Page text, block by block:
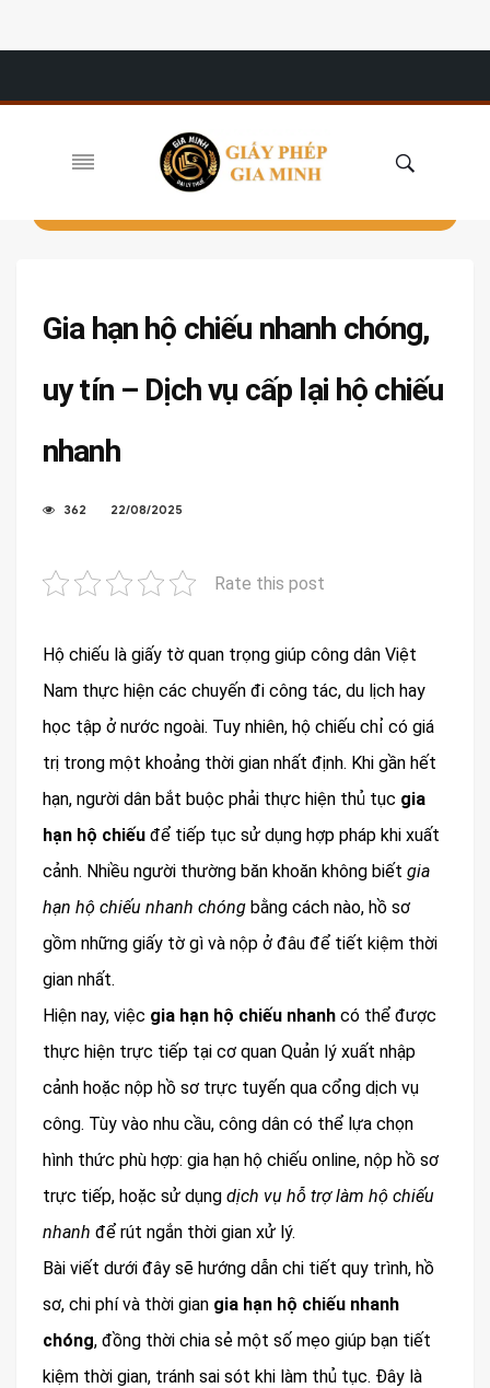
Gia hạn hộ chiếu nhanh chóng,
uy tín – Dịch vụ cấp lại hộ chiếu
nhanh
362 22/08/2025
Rate this post
Hộ chiếu là giấy tờ quan trọng giúp công dân Việt
Nam thực hiện các chuyến đi công tác, du lịch hay
học tập ở nước ngoài. Tuy nhiên, hộ chiếu chỉ có giá
trị trong một khoảng thời gian nhất định. Khi gần hết
hạn, người dân bắt buộc phải thực hiện thủ tục gia
hạn hộ chiếu để tiếp tục sử dụng hợp pháp khi xuất
cảnh. Nhiều người thường băn khoăn không biết gia
hạn hộ chiếu nhanh chóng bằng cách nào, hồ sơ
gồm những giấy tờ gì và nộp ở đâu để tiết kiệm thời
gian nhất.
Hiện nay, việc gia hạn hộ chiếu nhanh có thể được
thực hiện trực tiếp tại cơ quan Quản lý xuất nhập
cảnh hoặc nộp hồ sơ trực tuyến qua cổng dịch vụ
công. Tùy vào nhu cầu, công dân có thể lựa chọn
hình thức phù hợp: gia hạn hộ chiếu online, nộp hồ sơ
trực tiếp, hoặc sử dụng dịch vụ hỗ trợ làm hộ chiếu
nhanh để rút ngắn thời gian xử lý.
Bài viết dưới đây sẽ hướng dẫn chi tiết quy trình, hồ
sơ, chi phí và thời gian gia hạn hộ chiếu nhanh
chóng, đồng thời chia sẻ một số mẹo giúp bạn tiết
kiệm thời gian, tránh sai sót khi làm thủ tục. Đây là